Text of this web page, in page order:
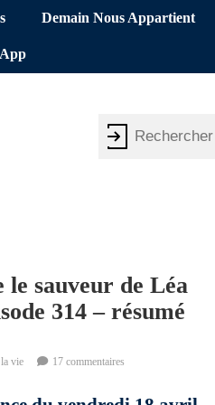
Demain Nous Appartient
sauveur de Léa
314 – résumé
vie 17 commentaires